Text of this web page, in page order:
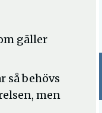
gäller
så behövs
men